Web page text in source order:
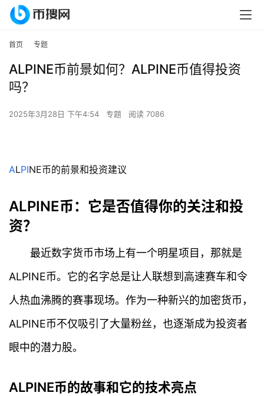
首页 专题
ALPINE币前景如何？ALPINE币值得投资
吗？
2025年3月28日 下午4:54 专题 阅读 7086
ALPINE币的前景和投资建议
ALPINE币：它是否值得你的关注和投
资？
最近数字货币市场上有一个明星项目，那就是
ALPINE币。它的名字总是让人联想到高速赛车和令
人热血沸腾的赛事现场。作为一种新兴的加密货币，
ALPINE币不仅吸引了大量粉丝，也逐渐成为投资者
眼中的潜力股。
ALPINE币的故事和它的技术亮点